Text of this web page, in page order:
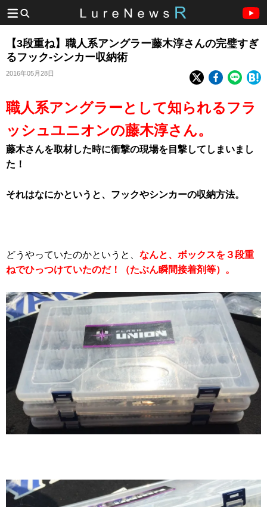
【3段重ね】職人系アングラー藤木淳さんの完璧すぎ
るフック-シンカー収納術
2016年05月28日
職人系アングラーとして知られるフラ
ッシュユニオンの藤木淳さん。
藤木さんを取材した時に衝撃の現場を目撃してしまいまし
た！
それはなにかというと、フックやシンカーの収納方法。
どうやっていたのかというと、 なんと、ボックスを３段重
ねでひっつけていたのだ！（たぶん瞬間接着剤等）。